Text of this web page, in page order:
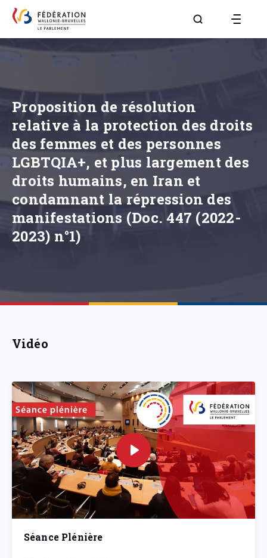
Aller à la page
Proposition de résolution
relative à la protection des droits
des femmes et des personnes
LGBTQIA+, et plus largement des
droits humains, en Iran et
condamnant la répression des
manifestations (Doc. 447 (2022-
2023) n°1)
Vidéo
Séance Plénière